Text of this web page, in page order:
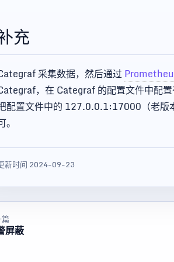
充
采集数据，然后通过
，在 Categraf 的配置文件中配
配置文件中的 127.0.0.1:17000（老
。
新时间 2024-09-23
屏蔽